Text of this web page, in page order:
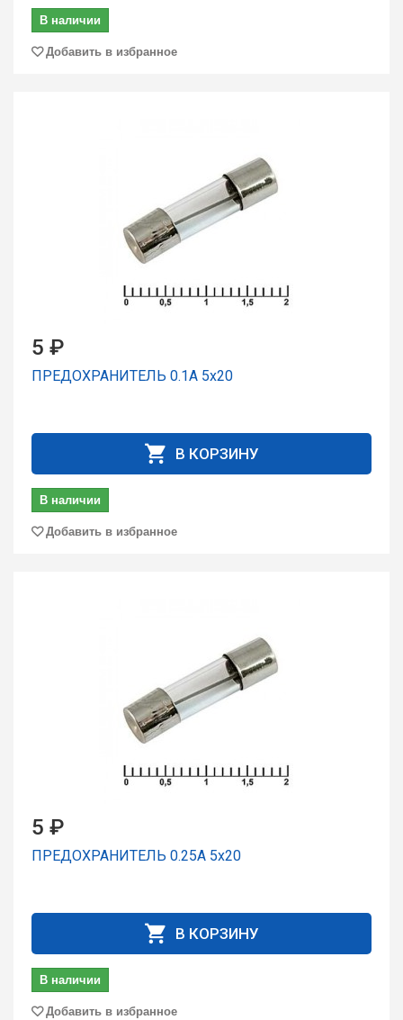
В наличии
Добавить в избранное
5 ₽
ПРЕДОХРАНИТЕЛЬ 0.1A 5x20
В КОРЗИНУ
В наличии
Добавить в избранное
5 ₽
ПРЕДОХРАНИТЕЛЬ 0.25A 5x20
В КОРЗИНУ
В наличии
Добавить в избранное